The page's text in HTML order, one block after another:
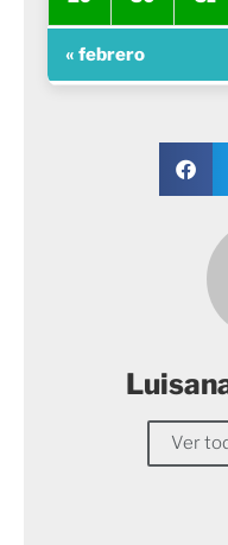
« febrero
Ver